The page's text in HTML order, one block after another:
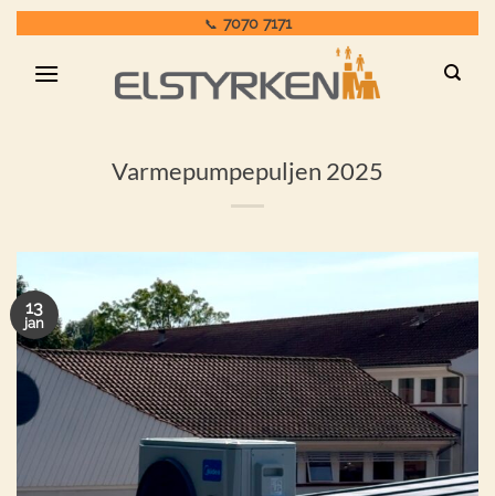
Fortsæt
indhold
📞 7070 7171
Varmepumpepuljen 2025
13
jan